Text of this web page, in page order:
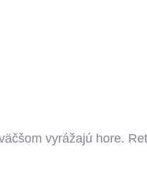
vyrážajú hore.